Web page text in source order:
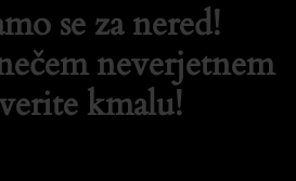
se za nered!
neverjetnem
kmalu!